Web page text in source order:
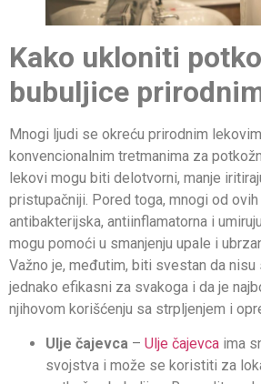
Kako ukloniti
bubuljice
Mnogi ljudi se okreću prirodnim
konvencionalnim tretmanima za
lekovi mogu biti delotvorni, manje
pristupačniji. Pored toga, mnogi od
antibakterijska, antiinflamatorna i
mogu pomoći u smanjenju upale i
Važno je, međutim, biti svestan da
jednako efikasni za svakoga i da je
njihovom korišćenju sa strpljenjem i
Ulje čajevca – Ulje čajevca ima
svojstva i može se koristiti za